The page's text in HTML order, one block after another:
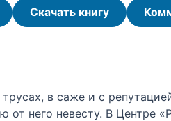
Скачать книгу
в саже и с
него невесту. В Центре